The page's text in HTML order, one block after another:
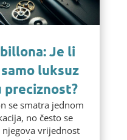
Je li
luksuz
preciznost?
se smatra jednom
no često se
vrijednost